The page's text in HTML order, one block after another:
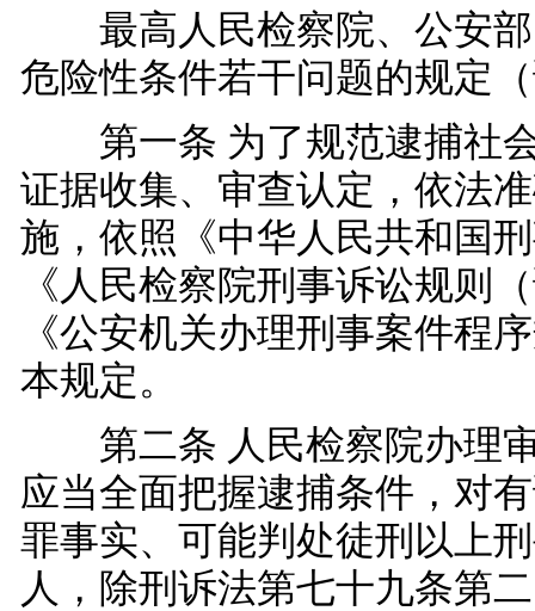
最高人民检察院、公安部
危险性条件若干问题的规定
第一条 为了规范逮捕社
证据收集、审查认定，依法
施，依照《中华人民共和国
《人民检察院刑事诉讼规则
《公安机关办理刑事案件程
本规定。
第二条 人民检察院办理
应当全面把握逮捕条件，对
罪事实、可能判处徒刑以上
人，除刑诉法第七十九条第